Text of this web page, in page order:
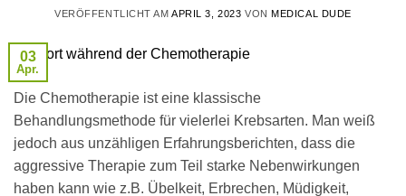
VERÖFFENTLICHT AMAPRIL 3, 2023 VONMEDICAL DUDE
03
Apr.
Die Chemotherapie ist eine klassische
Behandlungsmethode für vielerlei Krebsarten. Man weiß
jedoch aus unzähligen Erfahrungsberichten, dass die
aggressive Therapie zum Teil starke Nebenwirkungen
haben kann wie z.B. Übelkeit, Erbrechen, Müdigkeit,